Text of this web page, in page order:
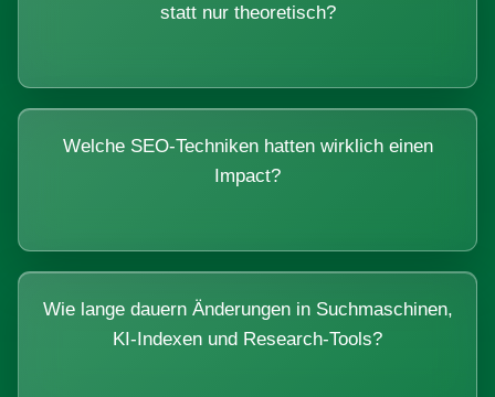
statt nur theoretisch?
Welche SEO-Techniken hatten wirklich einen
Impact?
Wie lange dauern Änderungen in Suchmaschinen,
KI-Indexen und Research-Tools?